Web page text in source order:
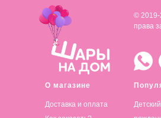
О магазине
Доставка и оплата
© 2019-
права